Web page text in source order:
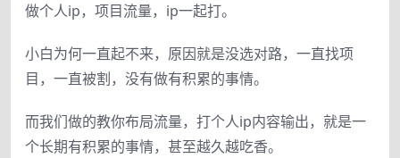
做个人ip，项目流量，ip一起打。
小白为何一直起不来，原因就是没选对路，一直找项
目，一直被割，没有做有积累的事情。
而我们做的教你布局流量，打个人ip内容输出，就是一
个长期有积累的事情，甚至越久越吃香。